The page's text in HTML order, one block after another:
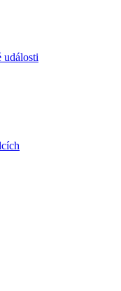
události